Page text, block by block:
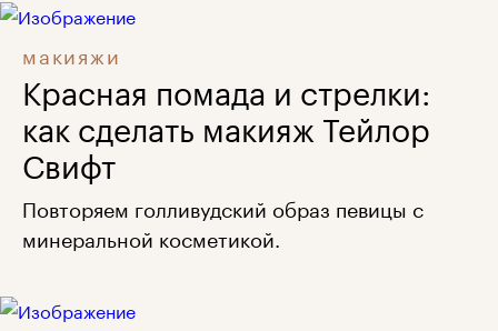
макияжи
Красная помада и стрелки:
как сделать макияж Тейлор
Свифт
Повторяем голливудский образ певицы с
минеральной косметикой.